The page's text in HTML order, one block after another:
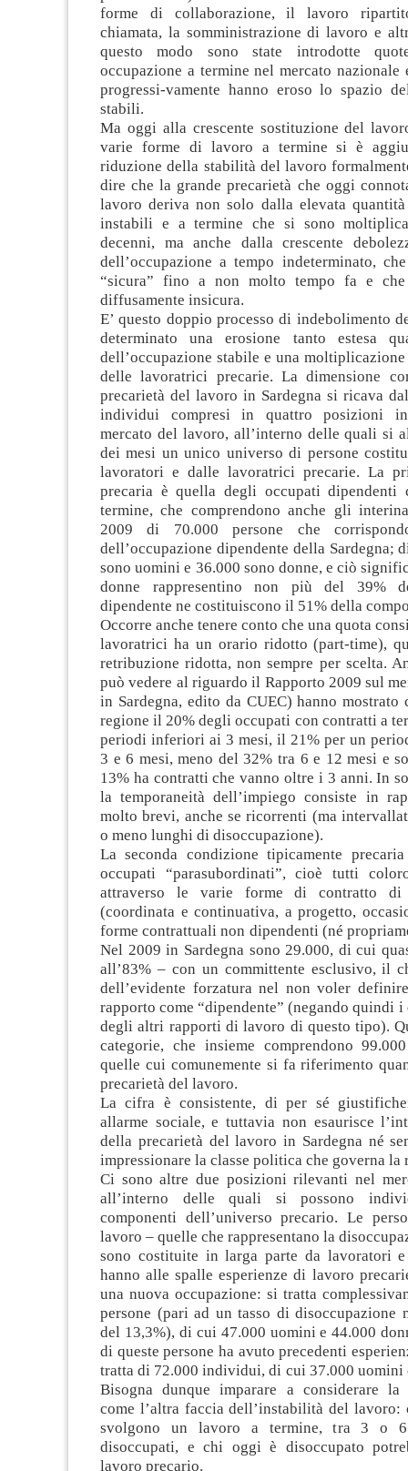
forme di collaborazione, il lavoro
chiamata, la somministrazione di lavoro e
questo modo sono state introdotte
occupazione a termine nel mercato nazionale
progressi-vamente hanno eroso lo spazio
stabili.
Ma oggi alla crescente sostituzione del
varie forme di lavoro a termine si è
riduzione della stabilità del lavoro
dire che la grande precarietà che oggi
lavoro deriva non solo dalla elevata
instabili e a termine che si sono
decenni, ma anche dalla crescente
dell’occupazione a tempo indeterminato,
“sicura” fino a non molto tempo fa e che
diffusamente insicura.
E’ questo doppio processo di indebolimento
determinato una erosione tanto estesa
dell’occupazione stabile e una
delle lavoratrici precarie. La dimensione
precarietà del lavoro in Sardegna si ricava
individui compresi in quattro posizioni
mercato del lavoro, all’interno delle quali si
dei mesi un unico universo di persone
lavoratori e dalle lavoratrici precarie. La
precaria è quella degli occupati dipendenti
termine, che comprendono anche gli
2009 di 70.000 persone che
dell’occupazione dipendente della Sardegna;
sono uomini e 36.000 sono donne, e ciò
donne rappresentino non più del 39%
dipendente ne costituiscono il 51% della
Occorre anche tenere conto che una quota
lavoratrici ha un orario ridotto (part-time),
retribuzione ridotta, non sempre per scelta.
può vedere al riguardo il Rapporto 2009 sul
in Sardegna, edito da CUEC) hanno mostrato
regione il 20% degli occupati con contratti a
periodi inferiori ai 3 mesi, il 21% per un
3 e 6 mesi, meno del 32% tra 6 e 12 mesi e
13% ha contratti che vanno oltre i 3 anni. In
la temporaneità dell’impiego consiste in
molto brevi, anche se ricorrenti (ma
o meno lunghi di disoccupazione).
La seconda condizione tipicamente
occupati “parasubordinati”, cioè tutti
attraverso le varie forme di contratto di
(coordinata e continuativa, a progetto,
forme contrattuali non dipendenti (né
Nel 2009 in Sardegna sono 29.000, di cui
all’83% – con un committente esclusivo, il
dell’evidente forzatura nel non voler
rapporto come “dipendente” (negando quindi
degli altri rapporti di lavoro di questo tipo).
categorie, che insieme comprendono
quelle cui comunemente si fa riferimento
precarietà del lavoro.
La cifra è consistente, di per sé
allarme sociale, e tuttavia non esaurisce
della precarietà del lavoro in Sardegna né
impressionare la classe politica che governa la
Ci sono altre due posizioni rilevanti nel
all’interno delle quali si possono
componenti dell’universo precario. Le
lavoro – quelle che rappresentano la
sono costituite in larga parte da lavoratori
hanno alle spalle esperienze di lavoro
una nuova occupazione: si tratta
persone (pari ad un tasso di disoccupazione
del 13,3%), di cui 47.000 uomini e 44.000
di queste persone ha avuto precedenti
tratta di 72.000 individui, di cui 37.000 uomini
Bisogna dunque imparare a considerare la
come l’altra faccia dell’instabilità del lavoro:
svolgono un lavoro a termine, tra 3 o 6
disoccupati, e chi oggi è disoccupato
lavoro precario.